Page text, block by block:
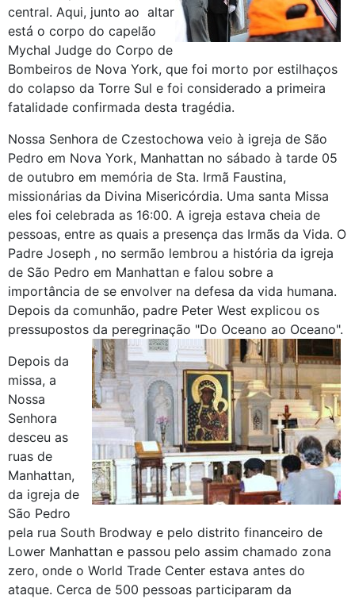
central. Aqui, junto ao altar
está o corpo do capelão
Mychal Judge do Corpo de
Bombeiros de Nova York, que foi morto por estilhaços
do colapso da Torre Sul e foi considerado a primeira
fatalidade confirmada desta tragédia.
Nossa Senhora de Czestochowa veio à igreja de São
Pedro em Nova York, Manhattan no sábado à tarde 05
de outubro em memória de Sta. Irmã Faustina,
missionárias da Divina Misericórdia. Uma santa Missa
eles foi celebrada as 16:00. A igreja estava cheia de
pessoas, entre as quais a presença das Irmãs da Vida. O
Padre Joseph , no sermão lembrou a história da igreja
de São Pedro em Manhattan e falou sobre a
importância de se envolver na defesa da vida humana.
Depois da comunhão, padre Peter West explicou os
pressupostos da peregrinação "Do Oceano ao Oceano".
Depois da
missa, a
Nossa
Senhora
desceu as
ruas de
Manhattan,
da igreja de
São Pedro
pela rua South Brodway e pelo distrito financeiro de
Lower Manhattan e passou pelo assim chamado zona
zero, onde o World Trade Center estava antes do
ataque. Cerca de 500 pessoas participaram da